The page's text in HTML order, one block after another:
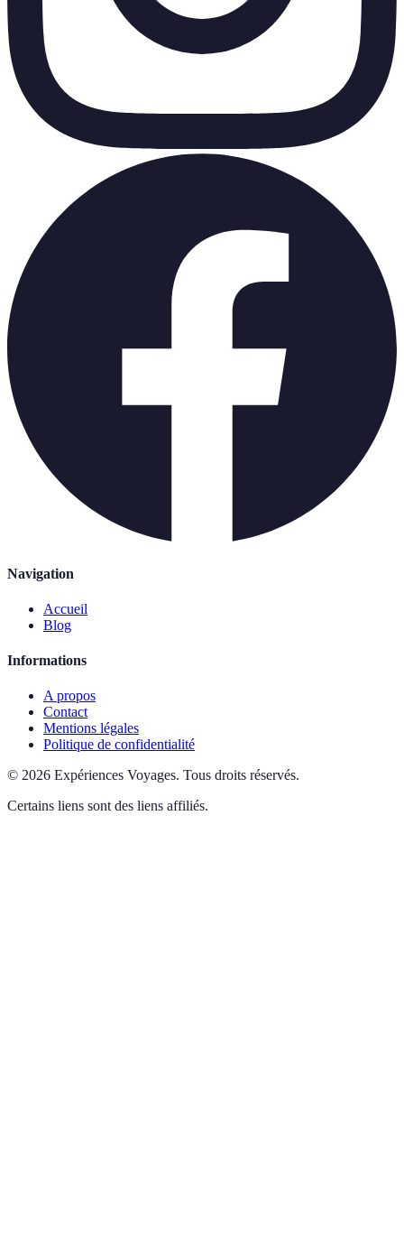
Navigation
Accueil
Blog
Informations
A propos
Contact
Mentions légales
Politique de confidentialité
© 2026 Expériences Voyages. Tous droits réservés.
Certains liens sont des liens affiliés.